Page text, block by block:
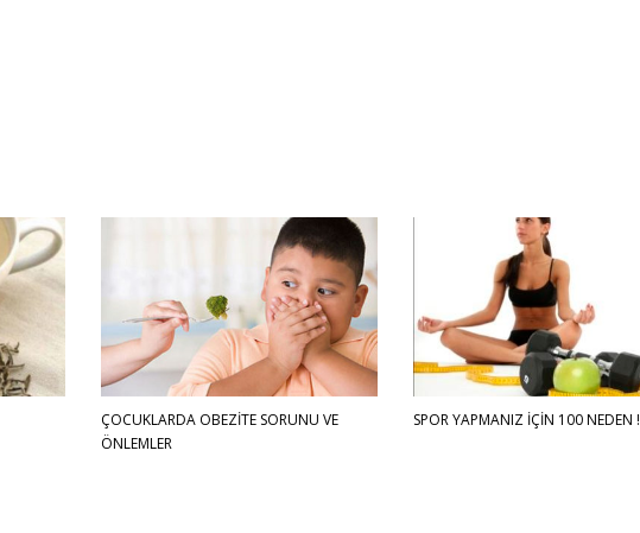
ÇOCUKLARDA OBEZİTE SORUNU VE
ÖNLEMLER
SPOR YAPMANIZ İÇİN 100 NEDEN !